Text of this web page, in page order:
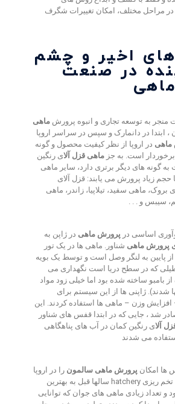
در مراحل مختلف، امکان تغییرات شگرف
اخیر و چشم
در صنعت
ماهی
، ابتدا در دانمارک و سپس در سراسر اروپا
ماهی در اروپا از نظر کیفیت محصول و گونه
برخوردار است. به جز ماهی قزل آلای رنگین
گونه های دیگر برتری دارد، سایر ماهی
حجم زیاد پرورش می یابند: قزل آلای
بروک، ماهی سفید، تیلاپیا، زاندر، ماهی
سیبس و . . .
اساسی در پرورش ماهی در ژاپن به
پرورش ماهی شناور . ماهی ها در یک تور
از پایین به لنگر وصل است و توسط یک بویه
که در سطح دریا است نگهداری می
بامبو ساخته شده بود اما خیلی زود مواد
شدند). ژاپنی ها از این سیستم برای
افزایش وزن – ماهی ها استفاده کردند. این
شد ، جایی که در ابتدا قفس های شناور
آلای رنگین کمان در آب های پناهگاهی
می شدند
پرورش ماهی سالمون را در اروپا
تخم ریزی hatchery سالها قبل به بهترین
و تعداد زیادی ماهی های جوان که توانایی